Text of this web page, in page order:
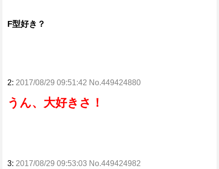
F型好き？
2: 2017/08/29 09:51:42 No.449424880
うん、大好きさ！
3: 2017/08/29 09:53:03 No.449424982